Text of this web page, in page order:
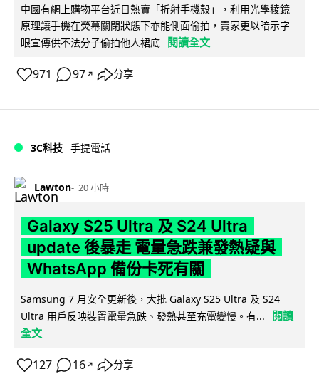
中國有網上購物平台近日熱賣「折射手機殼」，利用光學稜鏡
原理讓手機在熒幕關閉狀態下亦能側面偷拍，賣家更以暗示字
眼宣傳供不法分子偷拍他人裙底
閱讀全文
971 97 ↗ 分享
3C科技 手提電話
Lawton 20 小時
Galaxy S25 Ultra 及 S24 Ultra
update 後暴走 電量急跌兼發熱疑與
WhatsApp 備份卡死有關
Samsung 7 月安全更新後，大批 Galaxy S25 Ultra 及 S24
Ultra 用戶反映裝置電量急跌、發熱甚至充電變慢。有...
閱讀
全文
127 16 ↗ 分享